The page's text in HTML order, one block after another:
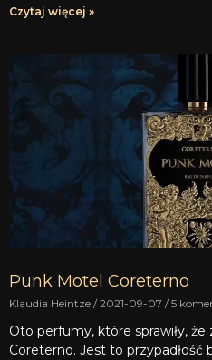
Czytaj więcej »
Punk Motel Coreterno
Klaudia Heintze 2021-09-07 5
Oto perfumy, które sprawiły,
Coreterno. Jest to przypadłość